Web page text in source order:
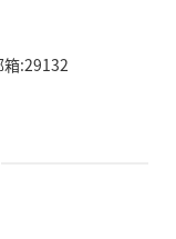
:29132